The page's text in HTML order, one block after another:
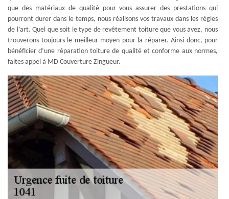
que des matériaux de qualité pour vous assurer des prestations qui
pourront durer dans le temps, nous réalisons vos travaux dans les règles
de l’art. Quel que soit le type de revêtement toiture que vous avez, nous
trouverons toujours le meilleur moyen pour la réparer. Ainsi donc, pour
bénéficier d’une réparation toiture de qualité et conforme aux normes,
faites appel à MD Couverture Zingueur.